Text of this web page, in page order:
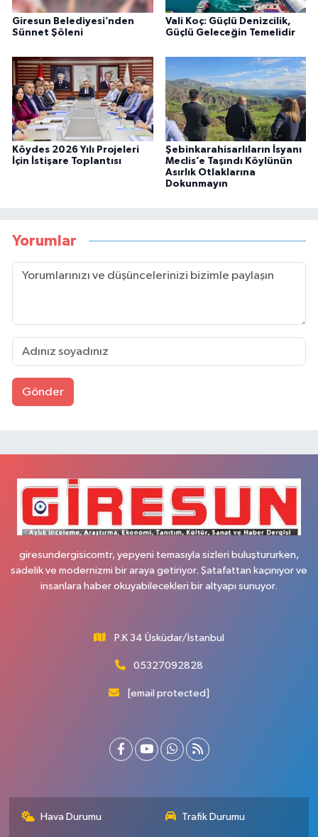
Giresun Belediyesi’nden
Sünnet Şöleni
Vali Koç: Güçlü Denizcilik,
Güçlü Geleceğin Temelidir
Köydes 2026 Yılı Projeleri
İçin İstişare Toplantısı
Şebinkarahisarlıların İsyanı
Meclis’e Taşındı Köylünün
Asırlık Otlaklarına
Dokunmayın
Yorumlar
Gönder
giresundergisicomtr, yepyeni temasıyla sizleri buluştururken,
sadelik ve modernizmi bir araya getiriyor. Şatafattan kaçınıyor ve
insanlara haber okuyabilecekleri bir altyapı sunuyor.
P.K 34 Üsküdar/İstanbul
05327092828
[email protected]
Hava Durumu Trafik Durumu